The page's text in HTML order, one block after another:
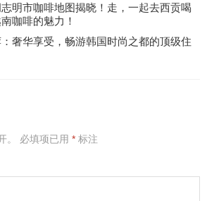
明市咖啡地图揭晓！走，一起去西贡喝
咖啡的魅力！
奢华享受，畅游韩国时尚之都的顶级住
。 必填项已用 * 标注